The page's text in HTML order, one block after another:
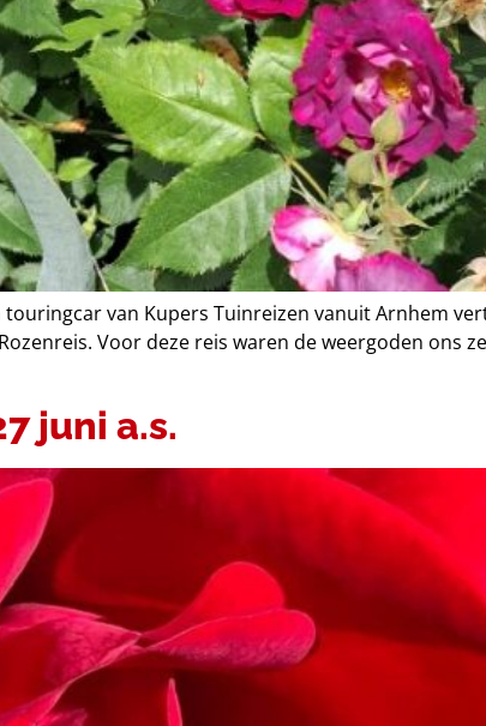
van Kupers Tuinreizen vanuit Arnhem
Voor deze reis waren de weergoden ons
juni a.s.